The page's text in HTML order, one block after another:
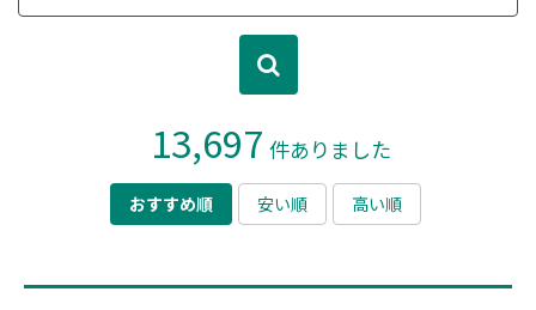
13,697 件ありました
おすすめ順 安い順 高い順